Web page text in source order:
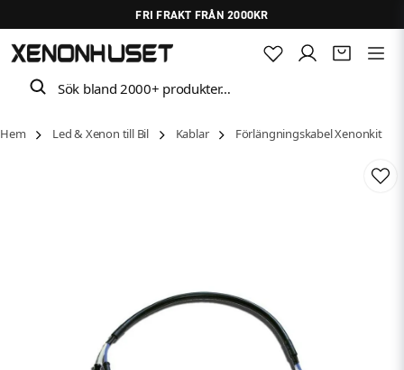
FRI FRAKT FRÅN 2000KR
Sök bland 2000+ produkter…
Hem Led & Xenon till Bil Kablar Förlängningskabel Xenonkit